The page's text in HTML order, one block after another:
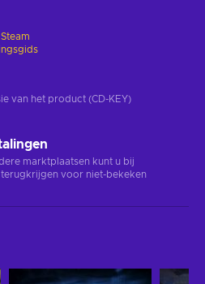
Steam
van het product (CD-KEY)
marktplaatsen kunt u bij
voor niet-bekeken